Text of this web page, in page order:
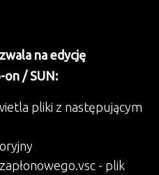
na edycję
on / SUN:
pliki z następującym
- plik